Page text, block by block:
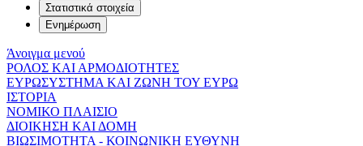
Στατιστικά στοιχεία
Ενημέρωση
Άνοιγμα μενού
ΡΟΛΟΣ ΚΑΙ ΑΡΜΟΔΙΟΤΗΤΕΣ
ΕΥΡΩΣΥΣΤΗΜΑ ΚΑΙ ΖΩΝΗ ΤΟΥ ΕΥΡΩ
ΙΣΤΟΡΙΑ
ΝΟΜΙΚΟ ΠΛΑΙΣΙΟ
ΔΙΟΙΚΗΣΗ ΚΑΙ ΔΟΜΗ
ΒΙΩΣΙΜΟΤΗΤΑ - ΚΟΙΝΩΝΙΚΗ ΕΥΘΥΝΗ